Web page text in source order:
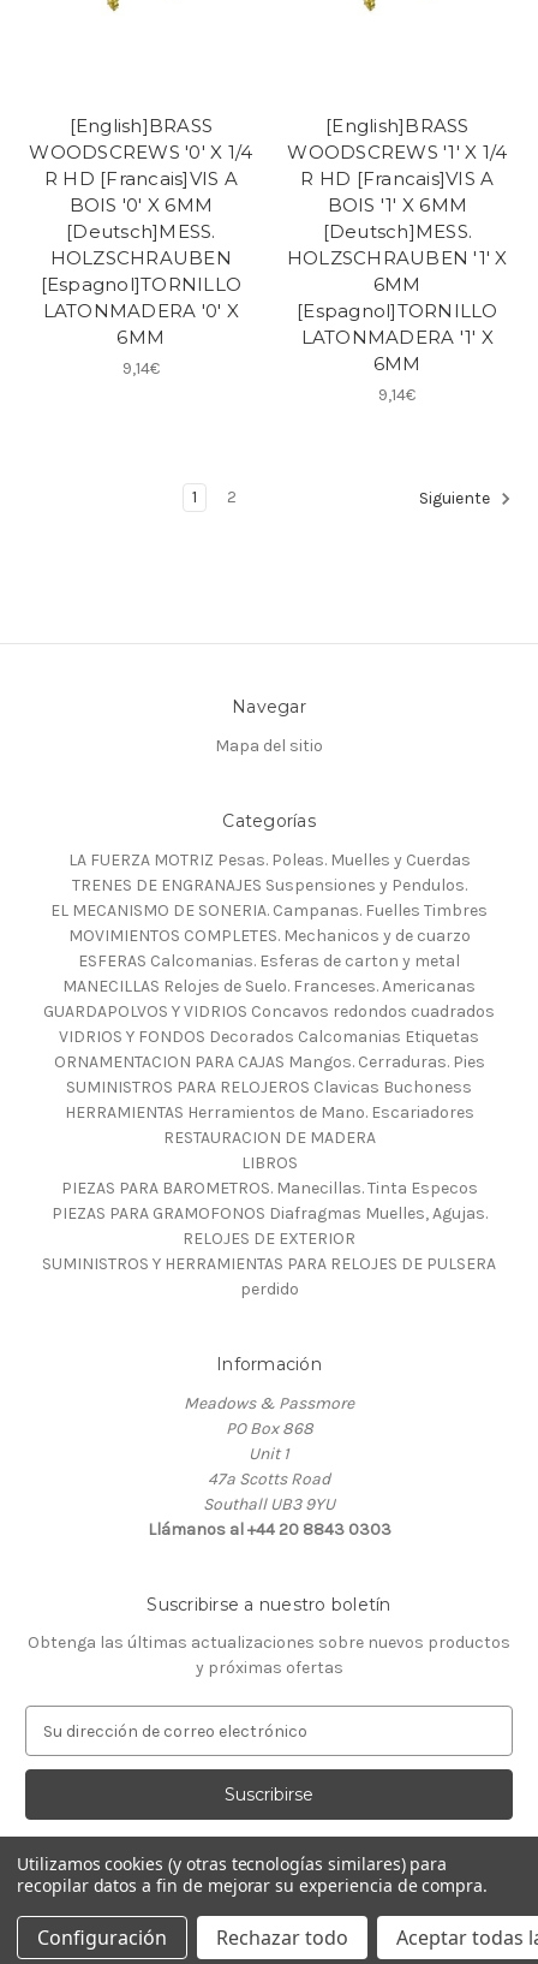
[English]BRASS
WOODSCREWS '0' X 1/4
R HD [Francais]VIS A
BOIS '0' X 6MM
[Deutsch]MESS.
HOLZSCHRAUBEN
[Espagnol]TORNILLO
LATONMADERA '0' X
6MM
9,14€
[English]BRASS
WOODSCREWS '1' X 1/4
R HD [Francais]VIS A
BOIS '1' X 6MM
[Deutsch]MESS.
HOLZSCHRAUBEN '1' X
6MM
[Espagnol]TORNILLO
LATONMADERA '1' X
6MM
9,14€
1 2 Siguiente
Navegar
Mapa del sitio
Categorías
LA FUERZA MOTRIZ Pesas. Poleas. Muelles y Cuerdas
TRENES DE ENGRANAJES Suspensiones y Pendulos.
EL MECANISMO DE SONERIA. Campanas. Fuelles Timbres
MOVIMIENTOS COMPLETES. Mechanicos y de cuarzo
ESFERAS Calcomanias. Esferas de carton y metal
MANECILLAS Relojes de Suelo. Franceses. Americanas
GUARDAPOLVOS Y VIDRIOS Concavos redondos cuadrados
VIDRIOS Y FONDOS Decorados Calcomanias Etiquetas
ORNAMENTACION PARA CAJAS Mangos. Cerraduras. Pies
SUMINISTROS PARA RELOJEROS Clavicas Buchoness
HERRAMIENTAS Herramientos de Mano. Escariadores
RESTAURACION DE MADERA
LIBROS
PIEZAS PARA BAROMETROS. Manecillas. Tinta Especos
PIEZAS PARA GRAMOFONOS Diafragmas Muelles, Agujas.
RELOJES DE EXTERIOR
SUMINISTROS Y HERRAMIENTAS PARA RELOJES DE PULSERA
perdido
Información
Meadows & Passmore
PO Box 868
Unit 1
47a Scotts Road
Southall UB3 9YU
Llámanos al +44 20 8843 0303
Suscribirse a nuestro boletín
Obtenga las últimas actualizaciones sobre nuevos productos
y próximas ofertas
r
c
i
ó
n
© 2026 Almacén de Relojeros
Utilizamos cookies (y otras tecnologías similares) para
recopilar datos a fin de mejorar su experiencia de compra.
Configuración Rechazar todo Aceptar todas